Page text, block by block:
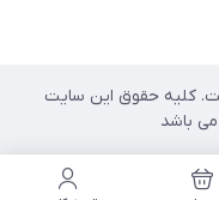
کلیه حقوق این سایت
باشد